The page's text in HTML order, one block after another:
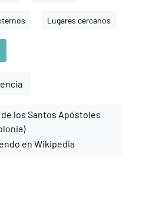
Lugares cercanos
en Wikipedia